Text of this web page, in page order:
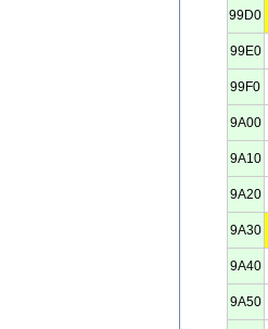
99D0
99E0
99F0
9A00
9A10
9A20
9A30
9A40
9A50